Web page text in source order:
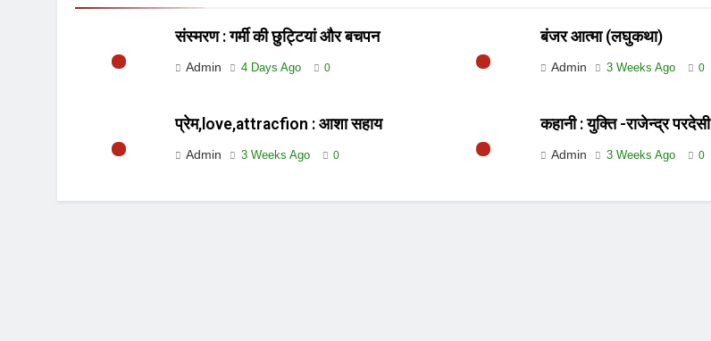
संस्मरण : गर्मी की छुट्टियां और बचपन
Admin 4 Days Ago 0
बंजर आत्मा (लघुकथा)
Admin 3 Weeks Ago 0
प्रेम,love,attracfion : आशा सहाय
Admin 3 Weeks Ago 0
कहानी : युक्ति -राजेन्द्र परदेसी
Admin 3 Weeks Ago 0